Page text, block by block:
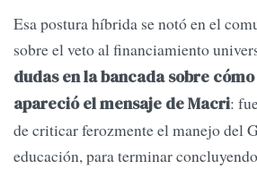
Esa postura híbrida se notó en el
sobre el veto al financiamiento
dudas en la bancada sobre
apareció el mensaje de Macri:
de criticar ferozmente el manejo del
educación, para terminar